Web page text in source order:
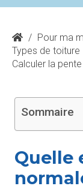
/ Pour ma
Types de toiture
Calculer la
Sommaire
Quelle